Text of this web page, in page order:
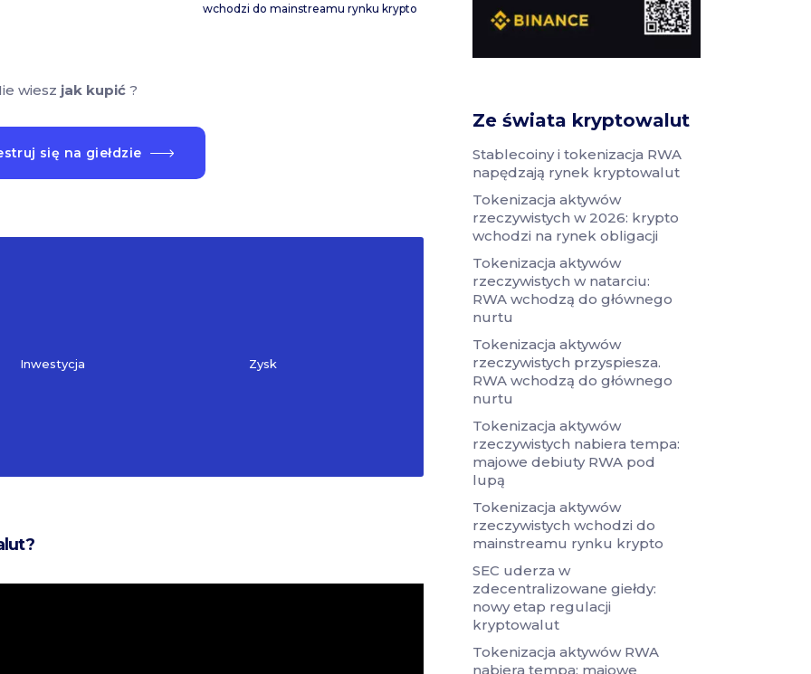
wchodzi do mainstreamu rynku krypto
wiesz jak kupić?
się na giełdzie
Inwestycja Zysk
Ze świata kryptowalut
Stablecoiny i tokenizacja RWA
napędzają rynek kryptowalut
Tokenizacja aktywów
rzeczywistych w 2026: krypto
wchodzi na rynek obligacji
Tokenizacja aktywów
rzeczywistych w natarciu:
RWA wchodzą do głównego
nurtu
Tokenizacja aktywów
rzeczywistych przyspiesza.
RWA wchodzą do głównego
nurtu
Tokenizacja aktywów
rzeczywistych nabiera tempa:
majowe debiuty RWA pod
lupą
Tokenizacja aktywów
rzeczywistych wchodzi do
mainstreamu rynku krypto
SEC uderza w
zdecentralizowane giełdy:
nowy etap regulacji
kryptowalut
Tokenizacja aktywów RWA
nabiera tempa: majowe